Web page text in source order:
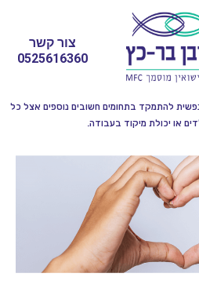
צור קשר
0525616360
נפשית להתמקד בתחומים חשובים נוספים אצל כל
או יכולת מיקוד בעבודה.